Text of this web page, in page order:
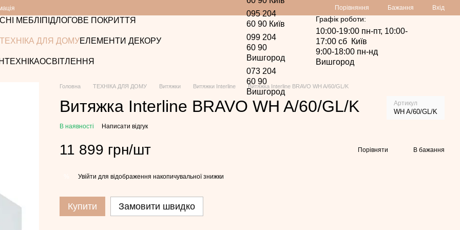
Порівняння Бажання Вхід
МЕБЛІ ПІДЛОГОВЕ ПОКРИТТЯ
ТЕХНІКА ДЛЯ ДОМУЕЛЕМЕНТИ ДЕКОРУ
ОСВІТЛЕННЯ
095 204
60 90 Київ
099 204
60 90
Вишгород
073 204
60 90
Вишгород
Графік роботи:
10:00-19:00 пн-пт, 10:00-
17:00 сб Київ
9:00-18:00 пн-нд
Вишгород
Головна ТЕХНІКА ДЛЯ ДОМУ Витяжки Витяжки Interline Витяжка Interline BRAVO WH A/60/GL/K
Витяжка Interline BRAVO WH A/60/GL/K Артикул
WH A/60/GL/K
В наявності Написати відгук
11 899 грн/шт Порівняти В бажання
Увійти для відображення накопичувальної знижки
Купити Замовити швидко